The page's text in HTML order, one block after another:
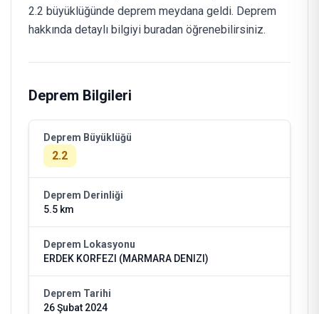
2.2 büyüklüğünde deprem meydana geldi. Deprem
hakkında detaylı bilgiyi buradan öğrenebilirsiniz.
Deprem Bilgileri
Deprem Büyüklüğü
2.2
Deprem Derinliği
5.5 km
Deprem Lokasyonu
ERDEK KORFEZI (MARMARA DENIZI)
Deprem Tarihi
26 Şubat 2024